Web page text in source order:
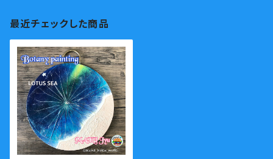
最近チェックした商品